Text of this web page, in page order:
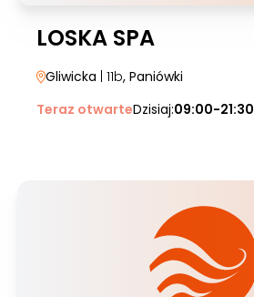
LOSKA SPA
Gliwicka | 11b, Paniówki
Teraz otwarteDzisiaj:09:00-21:30